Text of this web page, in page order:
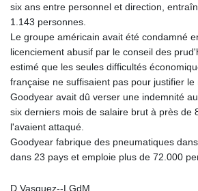
six ans entre personnel et direction,
1.143 personnes.
Le groupe américain avait été condamné
licenciement abusif par le conseil des
estimé que les seules difficultés
française ne suffisaient pas pour justifier le
Goodyear avait dû verser une indemnité
six derniers mois de salaire brut à près de
l'avaient attaqué.
Goodyear fabrique des pneumatiques
dans 23 pays et emploie plus de 72.000
D.Vasquez--LGdM